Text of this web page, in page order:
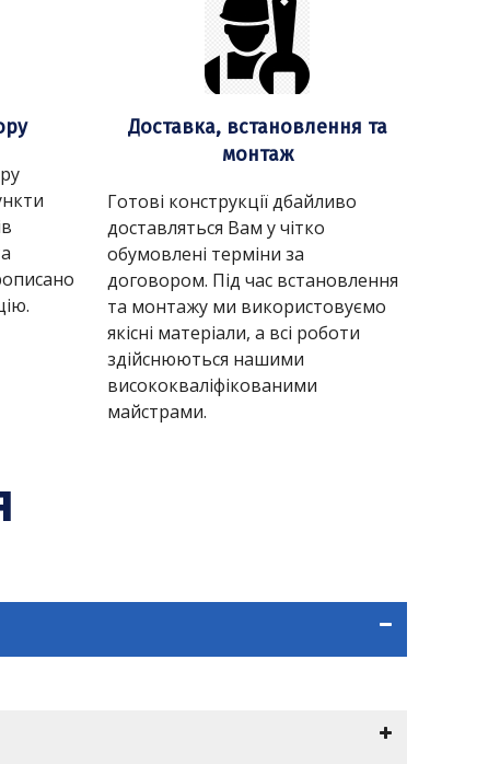
Доставка, встановлення та
монтаж
Готові конструкції дбайливо
доставляться Вам у чітко
обумовлені терміни за
договором. Під час встановлення
та монтажу ми використовуємо
якісні матеріали, а всі роботи
здійснюються нашими
висококваліфікованими
майстрами.